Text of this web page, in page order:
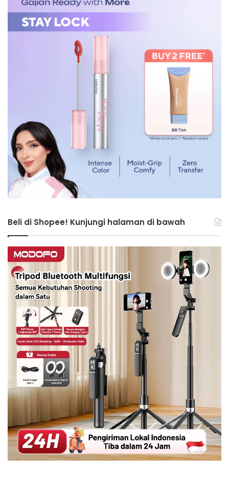
Beli di Shopee! Kunjungi halaman di bawah